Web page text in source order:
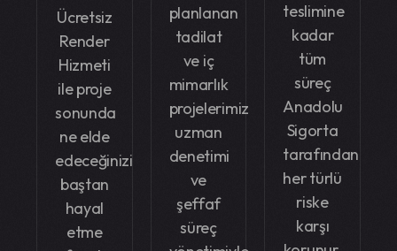
Ücretsiz
Render
Hizmeti
ile proje
sonunda
ne elde
edeceğinizi
baştan
hayal
etme
planlanan
tadilat
ve iç
mimarlık
projelerimiz
uzman
denetimi
ve
şeffaf
süreç
teslimine
kadar
tüm
süreç
Anadolu
Sigorta
tarafından
her türlü
riske
karşı